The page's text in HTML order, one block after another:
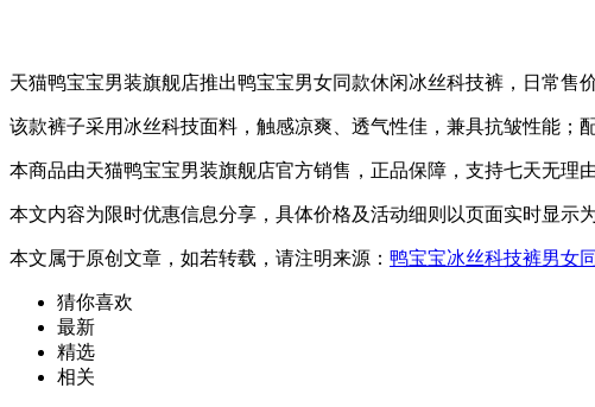
天猫鸭宝宝男装旗舰店推出鸭宝宝男女同款休闲冰丝科技裤，日常售
该款裤子采用冰丝科技面料，触感凉爽、透气性佳，兼具抗皱性能；
本商品由天猫鸭宝宝男装旗舰店官方销售，正品保障，支持七天无理
本文内容为限时优惠信息分享，具体价格及活动细则以页面实时显示为
本文属于原创文章，如若转载，请注明来源： 鸭宝宝冰丝科技裤男女
猜你喜欢
最新
精选
相关